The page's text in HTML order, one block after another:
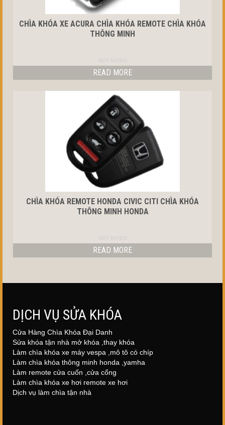
CHÌA KHÓA XE ACURA CHÌA KHÓA REMOTE CHÌA KHÓA
THÔNG MINH
NOT RATED
READ MORE
CHÌA KHÓA REMOTE HONDA CIVIC CITI CHÌA KHÓA
THÔNG MINH HONDA
NOT RATED
READ MORE
DỊCH VỤ SỬA KHÓA
Cửa Hàng Chìa Khóa Đại Danh
Sửa khóa tận nhà mở khóa ,thay khóa
Làm chìa khóa xe máy vespa ,mô tô có chíp
Làm chìa khóa thông minh honda ,yamha
Làm remote cửa cuốn ,cửa cổng
Làm chìa khóa xe hơi remote xe hơi
Dịch vụ làm chìa tận nhà